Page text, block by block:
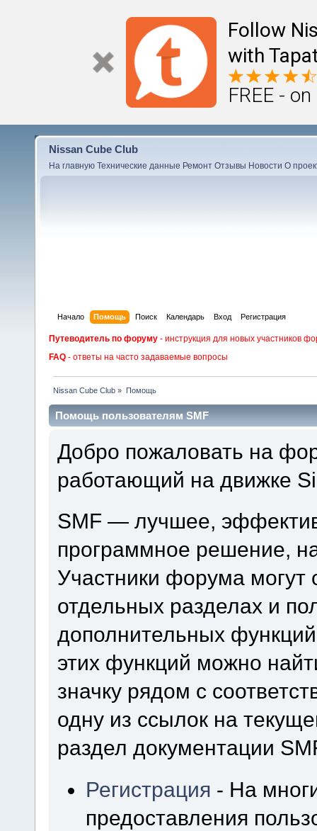
Follow
with
FREE -
Nissan Cube Club
На главную Технические данные Ремонт Отзывы Новости О
Начало Помощь Поиск Календарь Вход Регистрация
Путеводитель по форуму - инструкция для новых участников
FAQ - ответы на часто задаваемые вопросы
Nissan Cube Club » Помощь
Помощь пользователям SMF
Добро пожаловать на
работающий на движке
SMF — лучшее,
программное решение,
Участники форума
отдельных разделах и
дополнительных
этих функций можно
значку рядом с
одну из ссылок на
раздел документации
Регистрация - На
предоставления